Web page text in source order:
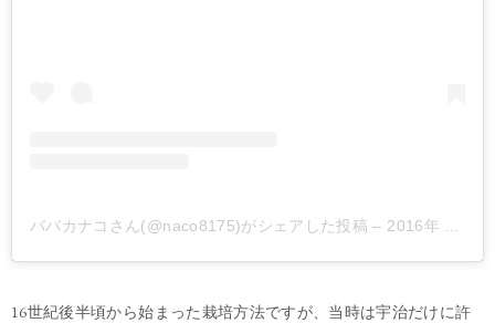
ババカナコさん(@naco8175)がシェアした投稿 – 2016年 5月月18日午前7時38分PDT
16世紀後半頃から始まった栽培方法ですが、当時は宇治だけに許